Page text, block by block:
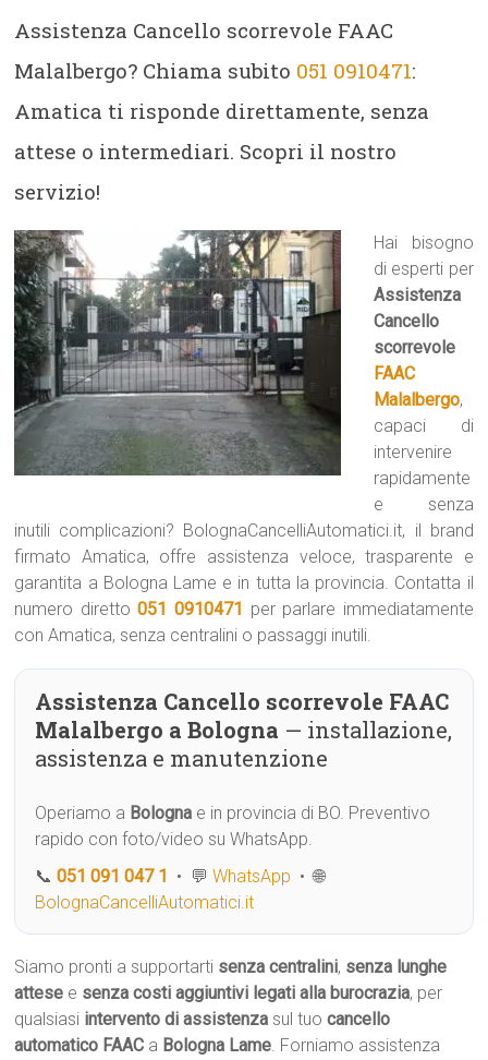
Assistenza Cancello scorrevole FAAC
Malalbergo? Chiama subito 051 0910471:
Amatica ti risponde direttamente, senza
attese o intermediari. Scopri il nostro
servizio!
Hai bisogno
di esperti per
Assistenza
Cancello
scorrevole
FAAC
Malalbergo,
capaci di
intervenire
rapidamente
e senza
inutili complicazioni? BolognaCancelliAutomatici.it, il brand
firmato Amatica, offre assistenza veloce, trasparente e
garantita a Bologna Lame e in tutta la provincia. Contatta il
numero diretto051 0910471 per parlare immediatamente
con Amatica, senza centralini o passaggi inutili.
Assistenza Cancello scorrevole FAAC
Malalbergo a Bologna — installazione,
assistenza e manutenzione
Operiamo a Bologna e in provincia di BO. Preventivo
rapido con foto/video su WhatsApp.
📞051 091 047 1 • 💬WhatsApp • 🌐
BolognaCancelliAutomatici.it
Siamo pronti a supportarti senza centralini, senza lunghe
attese e senza costi aggiuntivi legati alla burocrazia, per
qualsiasi intervento di assistenza sul tuocancello
automatico FAAC a Bologna Lame. Forniamo assistenza